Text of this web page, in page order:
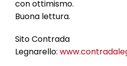
con ottimismo.
Buona lettura.
Sito Contrada
Legnarello: